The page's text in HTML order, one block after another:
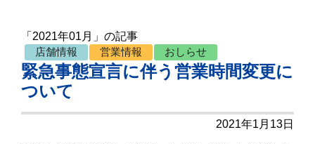
「2021年01月」の記事
店舗情報
営業情報 おしらせ
緊急事態宣言に伴う営業時間変更に
ついて
2021年1月13日